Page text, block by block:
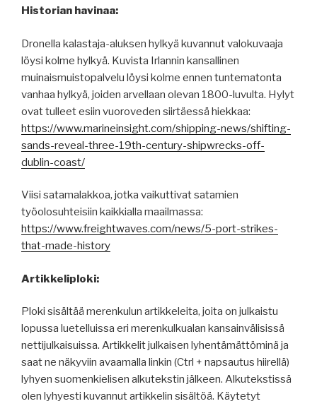
Historian havinaa:
Dronella kalastaja-aluksen hylkyä kuvannut valokuvaaja
löysi kolme hylkyä. Kuvista Irlannin kansallinen
muinaismuistopalvelu löysi kolme ennen tuntematonta
vanhaa hylkyä, joiden arvellaan olevan 1800-luvulta. Hylyt
ovat tulleet esiin vuoroveden siirtäessä hiekkaa:
https://www.marineinsight.com/shipping-news/shifting-
sands-reveal-three-19th-century-shipwrecks-off-
dublin-coast/
Viisi satamalakkoa, jotka vaikuttivat satamien
työolosuhteisiin kaikkialla maailmassa:
https://www.freightwaves.com/news/5-port-strikes-
that-made-history
Artikkeliploki:
Ploki sisältää merenkulun artikkeleita, joita on julkaistu
lopussa luetelluissa eri merenkulkualan kansainvälisissä
nettijulkaisuissa. Artikkelit julkaisen lyhentämättöminä ja
saat ne näkyviin avaamalla linkin (Ctrl + napsautus hiirellä)
lyhyen suomenkielisen alkutekstin jälkeen. Alkutekstissä
olen lyhyesti kuvannut artikkelin sisältöä. Käytetyt